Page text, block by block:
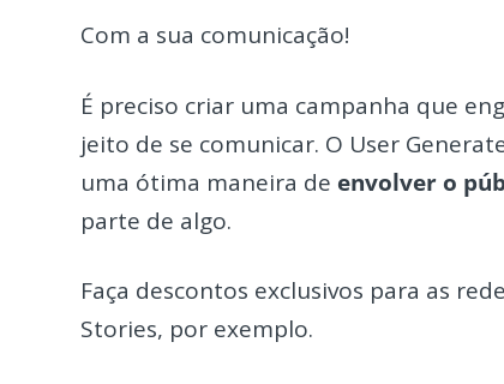
Com a sua comunicação!
É preciso criar uma campanha que
jeito de se comunicar. O User
uma ótima maneira de envolver o
parte de algo.
Faça descontos exclusivos para as
Stories, por exemplo.